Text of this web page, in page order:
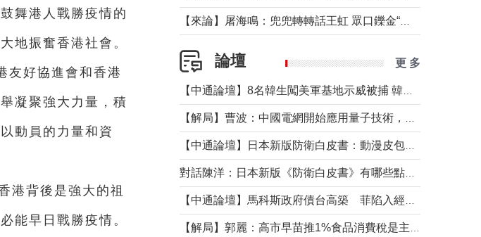
舞港人戰勝疫情的
地振奮香港社會。
友好協進會和香港
凝聚強大力量，積
動員的力量和資
港背後是強大的祖
能早日戰勝疫情。
論壇 更 多